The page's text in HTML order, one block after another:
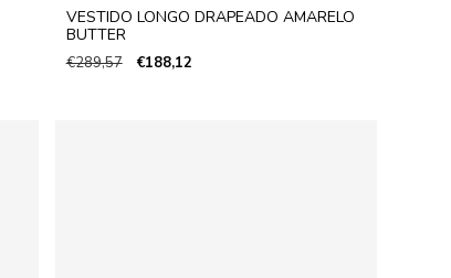
VESTIDO LONGO DRAPEADO AMARELO
BUTTER
€289,57 €188,12